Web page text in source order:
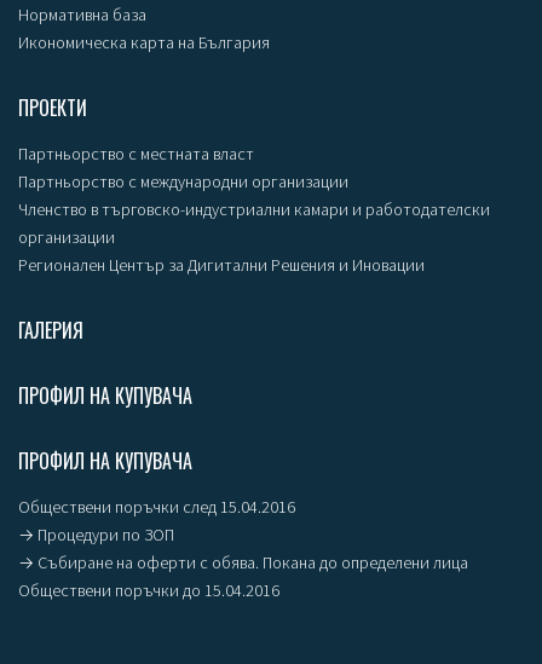
Нормативна база
Икономическа карта на България
ПРОЕКТИ
Партньорство с местната власт
Партньорство с международни организации
Членство в търговско-индустриални камари и работодателски
организации
Регионален Център за Дигитални Решения и Иновации
ГАЛЕРИЯ
ПРОФИЛ НА КУПУВАЧА
ПРОФИЛ НА КУПУВАЧА
Обществени поръчки след 15.04.2016
→ Процедури по ЗОП
→ Събиране на оферти с обява. Покана до определени лица
Обществени поръчки до 15.04.2016